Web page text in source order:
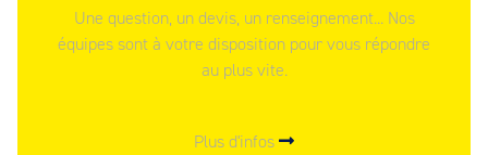
Une question, un devis, un renseignement... Nos
équipes sont à votre disposition pour vous répondre
au plus vite.
Plus d'infos